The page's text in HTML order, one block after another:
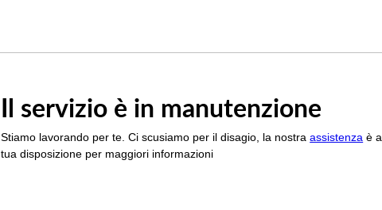
Il servizio è in manutenzione
Stiamo lavorando per te. Ci scusiamo per il disagio, la nostraassistenza è a
tua disposizione per maggiori informazioni